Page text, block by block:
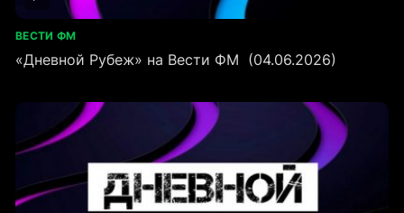
ВЕСТИ ФМ
«Дневной Рубеж» на Вести ФМ (04.06.2026)